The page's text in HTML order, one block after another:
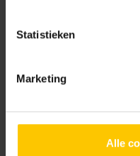
Statistieken
Marketing
Alle
GeoColor Classic
GeoColor Excellent